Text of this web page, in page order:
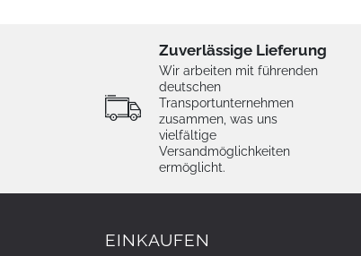
Zuverlässige Lieferung
Wir arbeiten mit führenden
deutschen
Transportunternehmen
zusammen, was uns
vielfältige
Versandmöglichkeiten
ermöglicht.
EINKAUFEN